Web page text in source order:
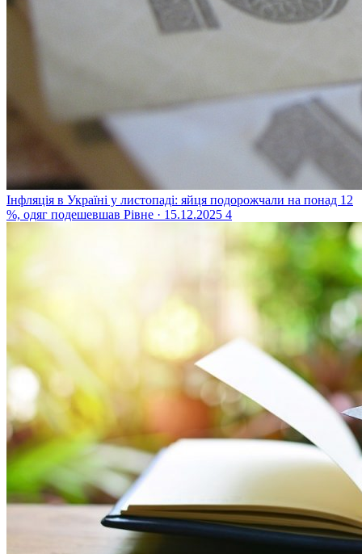
Інфляція в Україні у листопаді: яйця подорожчали на понад 12
%, одяг подешевшав Рівне · 15.12.2025 4